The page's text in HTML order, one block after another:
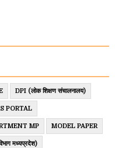
DPI (लोक शिक्षण संचालनालय)
PORTAL
MP MODEL PAPER
मध्यप्रदेश)